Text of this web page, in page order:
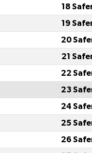
18
19
20
21
22
23
24
25
26